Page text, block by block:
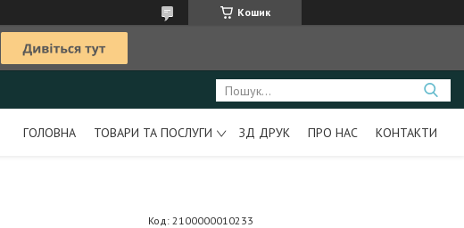
Кошик
ГОЛОВНА ТОВАРИ ТА ПОСЛУГИ ЗД ДРУК ПРО НАС КОНТАКТИ
Код:2100000010233